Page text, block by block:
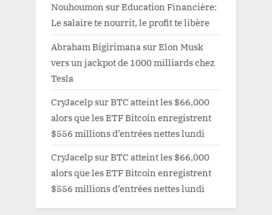
Nouhoumon surEducation Financière:
Le salaire te nourrit, le profit te libère
Abraham Bigirimana surElon Musk
vers un jackpot de 1000 milliards chez
Tesla
CryJacelp surBTC atteint les $66,000
alors que les ETF Bitcoin enregistrent
$556 millions d’entrées nettes lundi
CryJacelp surBTC atteint les $66,000
alors que les ETF Bitcoin enregistrent
$556 millions d’entrées nettes lundi